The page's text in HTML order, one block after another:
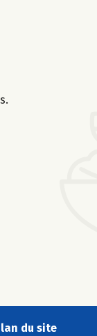
du site